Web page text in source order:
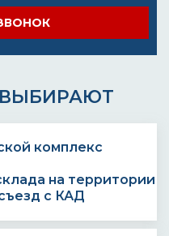
на территории
с КАД